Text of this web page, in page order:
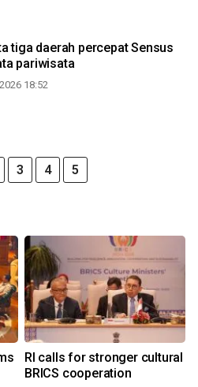
tiga daerah percepat Sensus
pariwisata
18:52
3 4 5
RI calls for stronger cultural
BRICS cooperation